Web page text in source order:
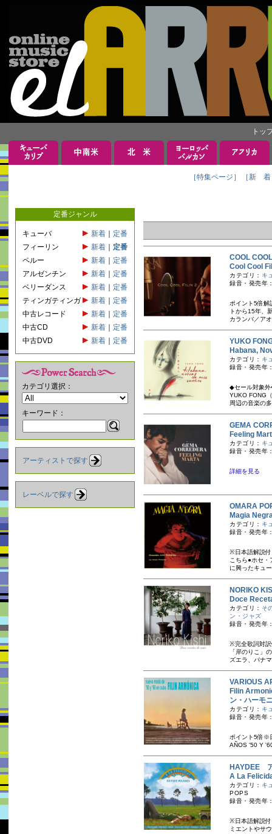
トッ
［特集ページ］ ［新 着
定番ジャンル
キューバ 新着
定番
フィーリン
新着
定番
ペルー
新着
定番
アルゼンチン
新着
定番
ベリーダンス
新着
定番
ティンガティンガ
新着
定番
中古レコード
新着
定番
中古CD
新着
定番
中古DVD
新着 定番
カテゴリ選択：
キーワード：
アーティストで探す
レーベルで探す
COOL
Cool Cool
カテゴリ： キ
録音・発売
ポイント5倍
トから15年、
カランバ／ア
YUKO
Habana,
カテゴリ： キ
録音・発売
◆セール対象外
YUKO FONG
周辺の音楽の
GEMA
Feeling
カテゴリ： キ
録音・発売年
詳細を見る
OMARA
Magia
カテゴリ： キ
録音・発売年
※日本語解説付
こちら ●ホセ
に興ったキュ
NORIKO
Doce
カテゴリ： そ
ン・ジャズ
録音・発売年
※完全歌詞対訳
「岸のりこ」
ズエラ、パナ
VARIOUS
Filin
ン・ハーモ
カテゴリ： キ
録音・発売年
ポイント5倍※
AÑOS '50 Y
HAYDEE
A La
カテゴリ： キ
POPS
録音・発売年
※日本語解説付
ミエントやサ